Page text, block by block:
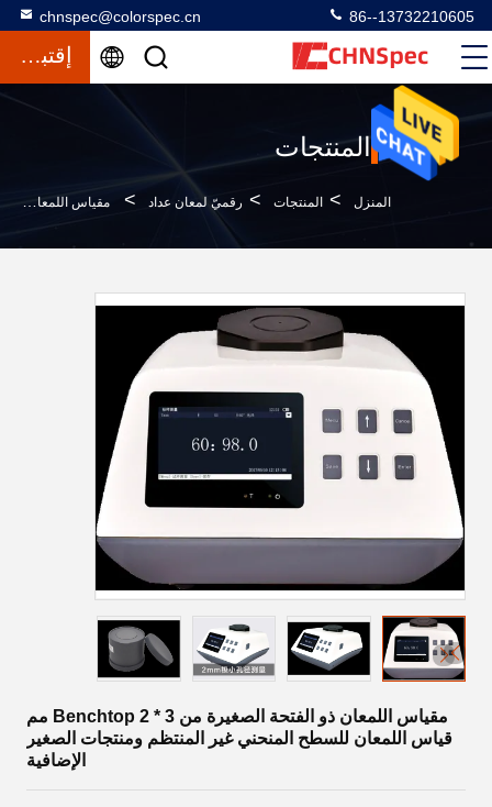
chnspec@colorspec.cn 86--13732210605
إقتباس
المنتجات
المنزل > المنتجات > رقميّ لمعان عداد > مقياس اللمعان ذو الفتحة الصغيرة من Benchtop 2 * 3 مم قياس اللمعان للسطح المنحني غير المنتظم ومنتجات الصغير الإضافية
مقياس اللمعان ذو الفتحة الصغيرة من Benchtop 2 * 3 مم
قياس اللمعان للسطح المنحني غير المنتظم ومنتجات الصغير
الإضافية